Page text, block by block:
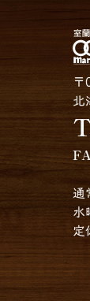
〒
北
通
水
定